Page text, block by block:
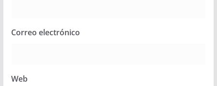
Correo electrónico
Web